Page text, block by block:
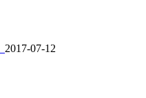
2017-07-12